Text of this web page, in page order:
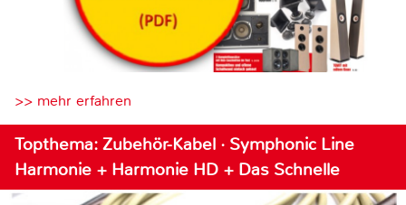
>> mehr erfahren
Topthema: Zubehör-Kabel · Symphonic Line
Harmonie + Harmonie HD + Das Schnelle